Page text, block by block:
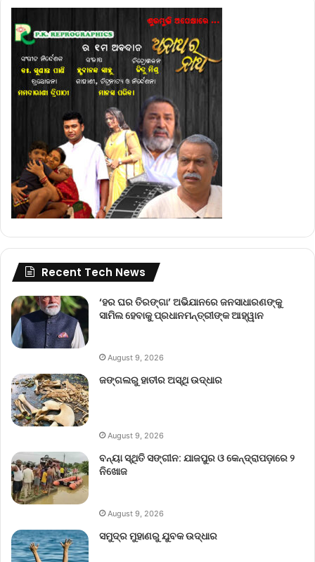
Recent Tech News
‘ହର ଘର ତିରଙ୍ଗା’ ଅଭିଯାନରେ ଜନସାଧାରଣଙ୍କୁ
ସାମିଲ ହେବାକୁ ପ୍ରଧାନମନ୍ତ୍ରୀଙ୍କ ଆହ୍ୱାନ
August 9, 2026
ଜଙ୍ଗଲରୁ ହାତୀର ଅସ୍ଥି ଉଦ୍ଧାର
August 9, 2026
ବନ୍ୟା ସ୍ଥିତି ସଙ୍ଗୀନ: ଯାଜପୁର ଓ କେନ୍ଦ୍ରାପଡ଼ାରେ ୨
ନିଖୋଜ
August 9, 2026
ସମୁଦ୍ର ମୁହାଣରୁ ଯୁବକ ଉଦ୍ଧାର